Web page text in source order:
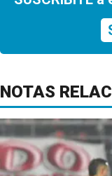
NOTAS